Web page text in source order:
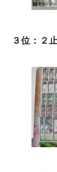
３位：２